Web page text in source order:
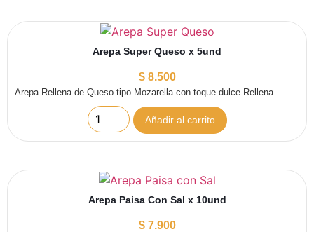
Arepa Super Queso x 5und
$8.500
Arepa Rellena de Queso tipo Mozarella con toque dulce Rellena...
Añadir al carrito
Arepa Paisa Con Sal x 10und
$7.900